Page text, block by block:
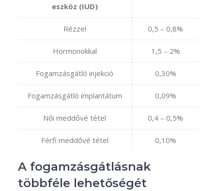
eszköz (IUD)
Rézzel 0,5 – 0,8%
Hormonokkal 1,5 – 2%
Fogamzásgátló injekció 0,30%
Fogamzásgátló implantátum 0,09%
Női meddővé tétel 0,4 – 0,5%
Férfi meddővé tétel 0,10%
A fogamzásgátlásnak
többféle lehetőségét